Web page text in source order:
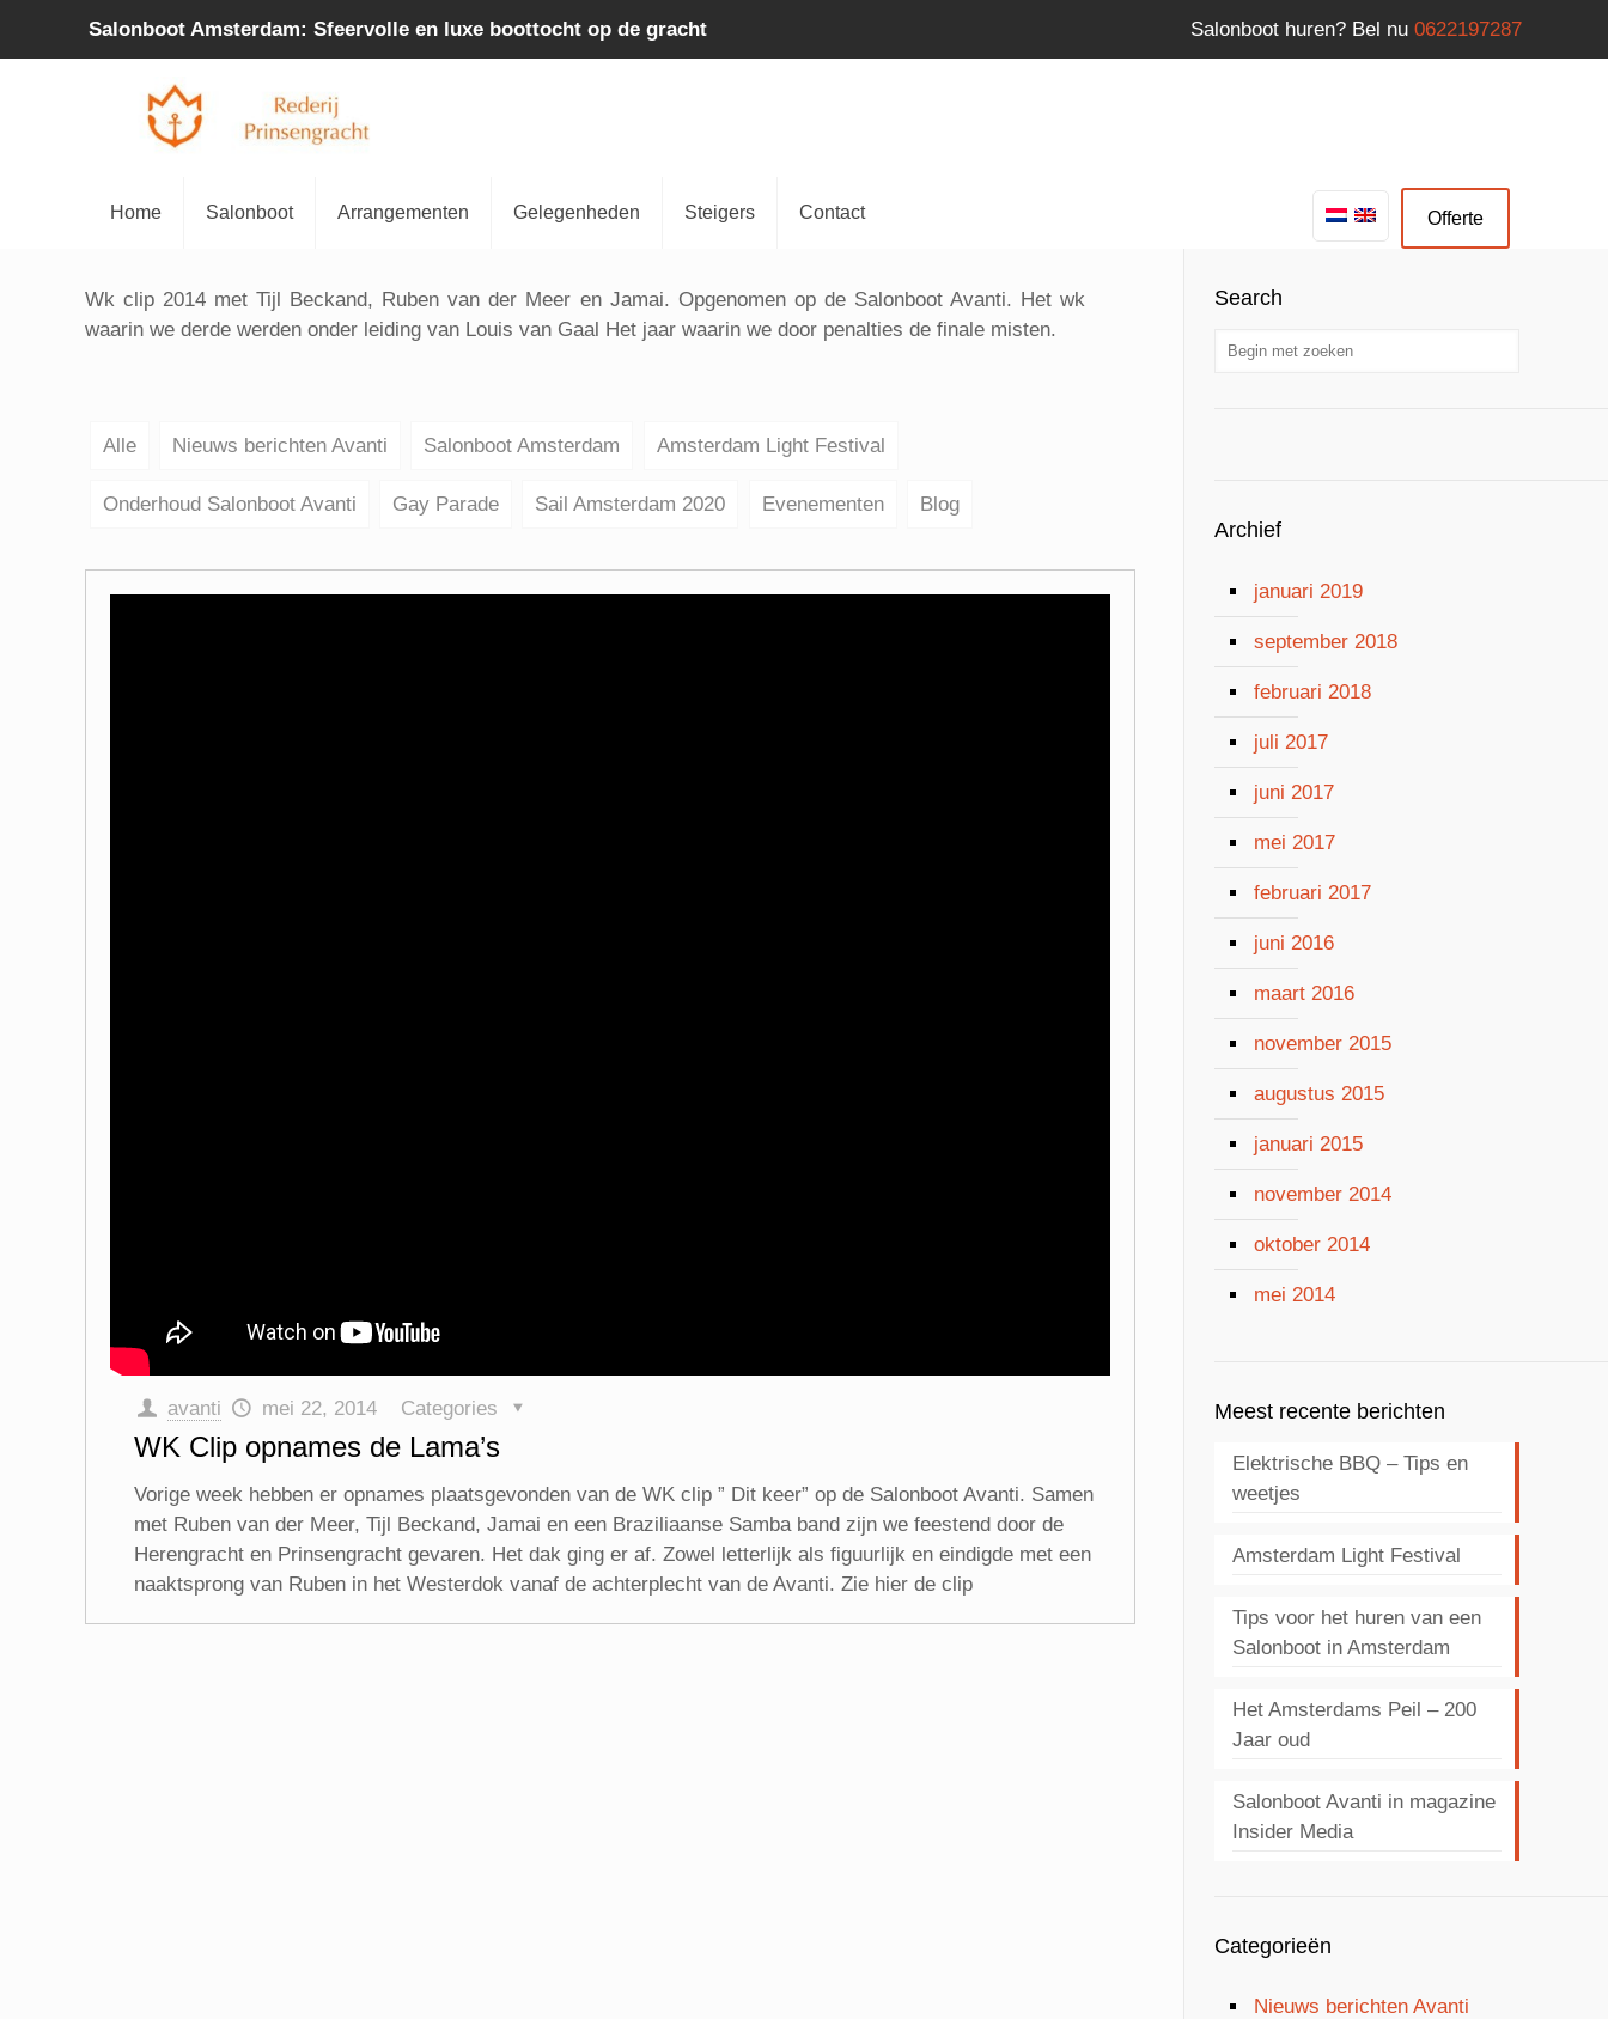
Salonboot Amsterdam: Sfeervolle en luxe boottocht op de gracht Salonboot huren? Bel nu 0622197287
Home Salonboot Arrangementen Gelegenheden Steigers Contact Offerte
Wk clip 2014 met Tijl Beckand, Ruben van der Meer en Jamai. Opgenomen op de Salonboot Avanti. Het wk
waarin we derde werden onder leiding van Louis van Gaal Het jaar waarin we door penalties de finale misten.
Alle Nieuws berichten Avanti Salonboot Amsterdam Amsterdam Light Festival
Onderhoud Salonboot Avanti Gay Parade Sail Amsterdam 2020 Evenementen Blog
avanti mei 22, 2014 Categories
WK Clip opnames de Lama’s
Vorige week hebben er opnames plaatsgevonden van de WK clip ” Dit keer” op de Salonboot Avanti. Samen
met Ruben van der Meer, Tijl Beckand, Jamai en een Braziliaanse Samba band zijn we feestend door de
Herengracht en Prinsengracht gevaren. Het dak ging er af. Zowel letterlijk als figuurlijk en eindigde met een
naaktsprong van Ruben in het Westerdok vanaf de achterplecht van de Avanti. Zie hier de clip
Search
Archief
januari 2019
september 2018
februari 2018
juli 2017
juni 2017
mei 2017
februari 2017
juni 2016
maart 2016
november 2015
augustus 2015
januari 2015
november 2014
oktober 2014
mei 2014
Meest recente berichten
Elektrische BBQ – Tips en
weetjes
Amsterdam Light Festival
Tips voor het huren van een
Salonboot in Amsterdam
Het Amsterdams Peil – 200
Jaar oud
Salonboot Avanti in magazine
Insider Media
Categorieën
Nieuws berichten Avanti